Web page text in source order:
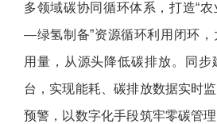
多领域碳协同循环体系，打造“
—绿氢制备”资源循环利用闭环，
用量，从源头降低碳排放。同
台，实现能耗、碳排放数据实时
预警，以数字化手段筑牢零碳管